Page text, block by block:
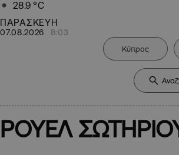
28.9 °C
ΠΑΡΑΣΚΕΥΗ
07.08.2026 8:03
Κύπρος
ΡΟΥΕΛ